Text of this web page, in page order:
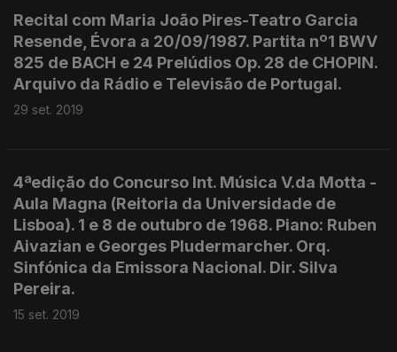
Recital com Maria João Pires-Teatro Garcia
Resende, Évora a 20/09/1987. Partita nº1 BWV
825 de BACH e 24 Prelúdios Op. 28 de CHOPIN.
Arquivo da Rádio e Televisão de Portugal.
29 set. 2019
4ªedição do Concurso Int. Música V.da Motta -
Aula Magna (Reitoria da Universidade de
Lisboa). 1 e 8 de outubro de 1968. Piano: Ruben
Aivazian e Georges Pludermarcher. Orq.
Sinfónica da Emissora Nacional. Dir. Silva
Pereira.
15 set. 2019